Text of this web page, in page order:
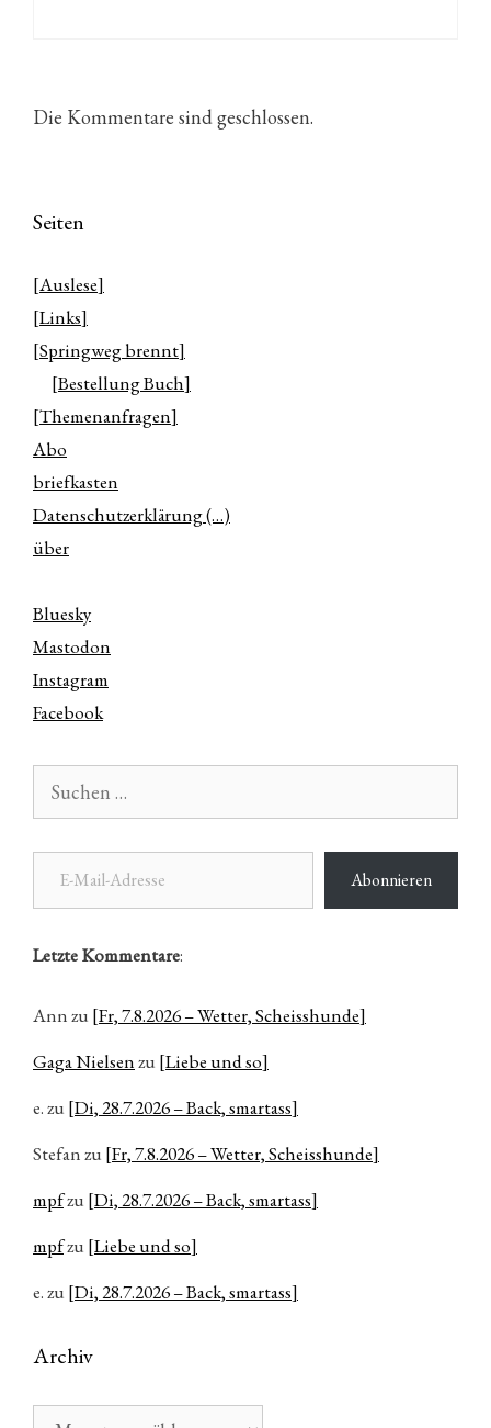
Die Kommentare sind geschlossen.
Seiten
[Auslese]
[Links]
[Springweg brennt]
[Bestellung Buch]
[Themenanfragen]
Abo
briefkasten
Datenschutzerklärung (…)
über
Bluesky
Mastodon
Instagram
Facebook
nach:
E-Mail-Adresse
Abonnieren
Letzte Kommentare:
Annzu [Fr, 7.8.2026 – Wetter, Scheisshunde]
Gaga Nielsenzu [Liebe und so]
e.zu [Di, 28.7.2026 – Back, smartass]
Stefanzu [Fr, 7.8.2026 – Wetter, Scheisshunde]
mpfzu [Di, 28.7.2026 – Back, smartass]
mpfzu [Liebe und so]
e.zu [Di, 28.7.2026 – Back, smartass]
Archiv